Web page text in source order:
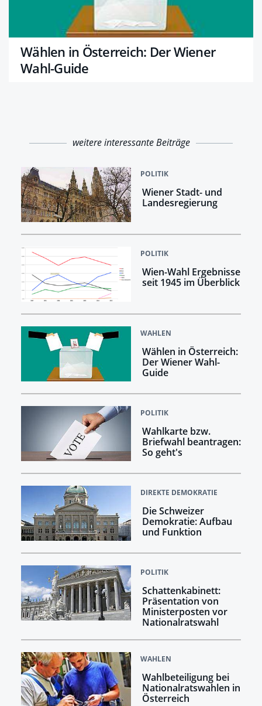
Wählen in Österreich: Der Wiener
Wahl-Guide
weitere interessante Beiträge
POLITIK
Wiener Stadt- und
Landesregierung
POLITIK
Wien-Wahl Ergebnisse
seit 1945 im Überblick
WAHLEN
Wählen in Österreich:
Der Wiener Wahl-
Guide
POLITIK
Wahlkarte bzw.
Briefwahl beantragen:
So geht's
DIREKTE DEMOKRATIE
Die Schweizer
Demokratie: Aufbau
und Funktion
POLITIK
Schattenkabinett:
Präsentation von
Ministerposten vor
Nationalratswahl
WAHLEN
Wahlbeteiligung bei
Nationalratswahlen in
Österreich